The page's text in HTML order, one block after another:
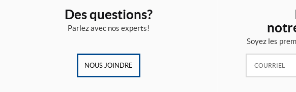
Des questions?
Parlez avec nos experts!
NOUS JOINDRE
Soyez les